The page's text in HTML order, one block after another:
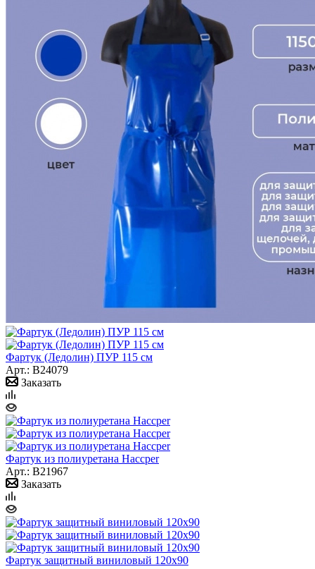
Фартук (Ледолин) ПУР 115 см
Арт.: B24079
Заказать
Фартук из полиуретана Haccper
Арт.: B21967
Заказать
Фартук защитный виниловый 120х90